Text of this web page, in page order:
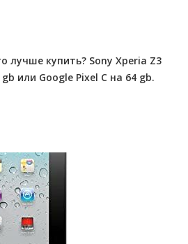
лучше купить? Sony Xperia Z3
или Google Pixel C на 64 gb.